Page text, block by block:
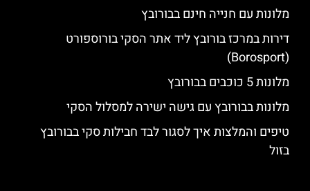
מלונות עם חנייה חינם בבורובץ
דירות במרכז בורובץ ליד אתר הסקי בורוספורט
(Borosport)
מלונות 5 כוכבים בבורובץ
מלונות בבורובץ עם גישה ישירה למסלול הסקי
טיפים והמלצות איך לסגור לבד חבילות סקי בבורובץ
בזול